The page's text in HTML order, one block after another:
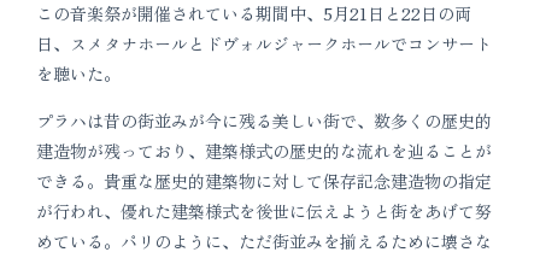
この音楽祭が開催されている期間中、5月21日と22日の両
日、スメタナホールとドヴォルジャークホールでコンサート
を聴いた。
プラハは昔の街並みが今に残る美しい街で、数多くの歴史的
建造物が残っており、建築様式の歴史的な流れを辿ることが
できる。貴重な歴史的建築物に対して保存記念建造物の指定
が行われ、優れた建築様式を後世に伝えようと街をあげて努
めている。パリのように、ただ街並みを揃えるために壊さな